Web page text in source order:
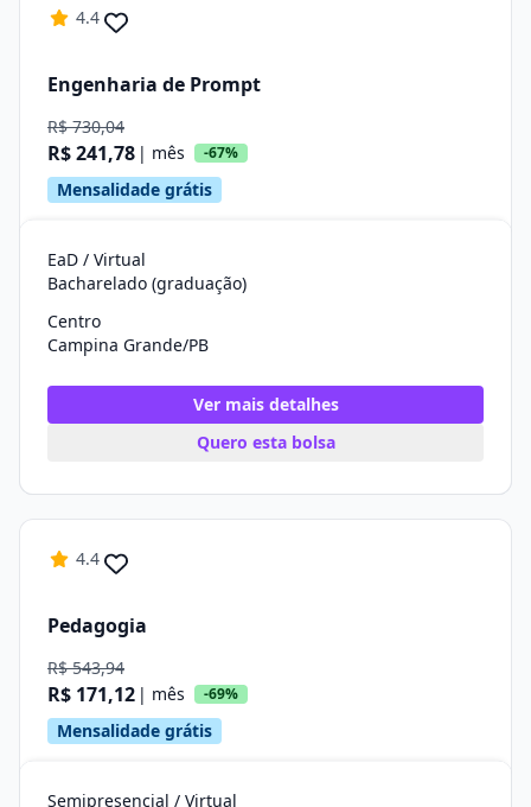
4.4
Engenharia de Prompt
R$ 730,04
R$ 241,78 | mês -67%
Mensalidade grátis
EaD / Virtual
Bacharelado (graduação)
Centro
Campina Grande/PB
Ver mais detalhes
Quero esta bolsa
4.4
Pedagogia
R$ 543,94
R$ 171,12 | mês -69%
Mensalidade grátis
Semipresencial / Virtual